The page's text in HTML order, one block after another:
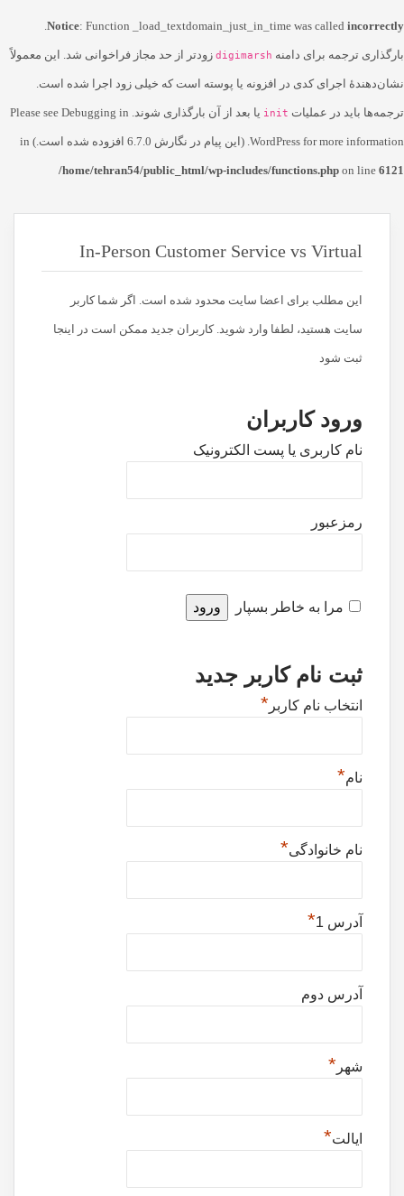
Notice: Function _load_textdomain_just_in_time was called incorrectly
.
بارگذاری ترجمه برای دامنه digimarsh زودتر از حد مجاز فراخوانی شد. این معمولاً
نشان‌دهندهٔ اجرای کدی در افزونه یا پوسته است که خیلی زود اجرا شده است.
ترجمه‌ها باید در عملیات init یا بعد از آن بارگذاری شوند. Please see Debugging in
WordPress for more information. (این پیام در نگارش 6.7.0 افزوده شده است.) in
/home/tehran54/public_html/wp-includes/functions.php on line 6121
In-Person Customer Service vs Virtual
این مطلب برای اعضا سایت محدود شده است. اگر شما کاربر
سایت هستید، لطفا وارد شوید. کاربران جدید ممکن است در اینجا
ثبت شود
ورود کاربران
نام کاربری یا پست الکترونیک
رمزعبور
مرا به خاطر بسپار
ثبت نام کاربر جدید
انتخاب نام کاربر *
نام*
نام خانوادگی*
آدرس 1 *
آدرس دوم
شهر *
ایالت*